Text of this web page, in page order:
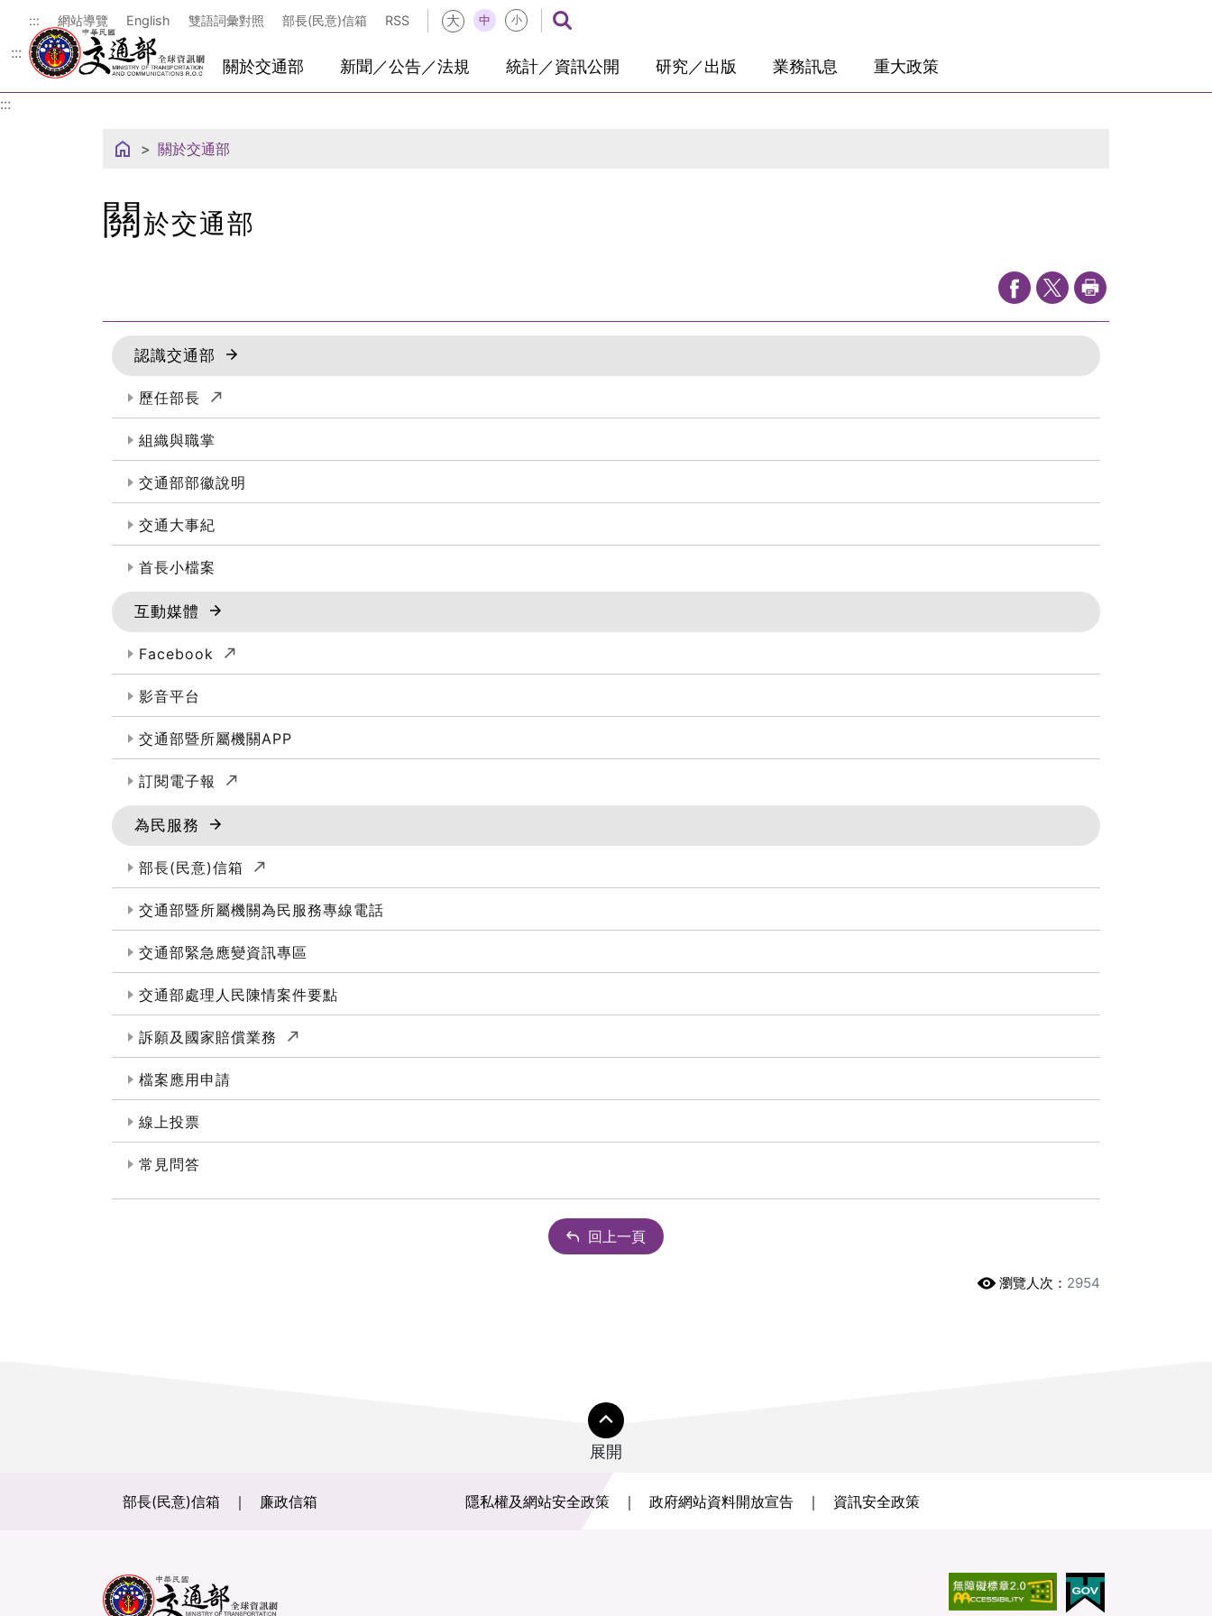
中華民國交通部
::: 網站導覽 English 雙語詞彙對照 部長(民意)信箱 RSS 大 中 小
:::
關於交通部 新聞／公告／法規 統計／資訊公開 研究／出版 業務訊息 重大政策
:::
關於交通部
關於交通部
認識交通部
歷任部長
組織與職掌
交通部部徽說明
交通大事紀
首長小檔案
互動媒體
Facebook
影音平台
交通部暨所屬機關APP
訂閱電子報
為民服務
部長(民意)信箱
交通部暨所屬機關為民服務專線電話
交通部緊急應變資訊專區
交通部處理人民陳情案件要點
訴願及國家賠償業務
檔案應用申請
線上投票
常見問答
回上一頁
瀏覽人次： 2954
展開
部長(民意)信箱 廉政信箱 隱私權及網站安全政策 政府網站資料開放宣告 資訊安全政策